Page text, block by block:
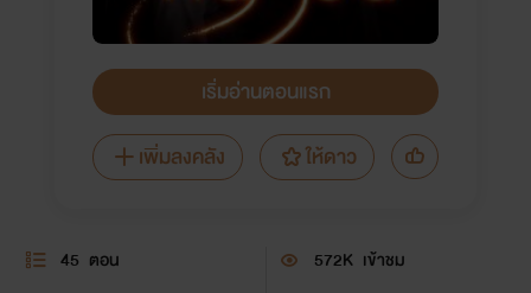
เริ่มอ่านตอนแรก
เพิ่มลงคลัง
ให้ดาว
45 ตอน 572K เข้าชม